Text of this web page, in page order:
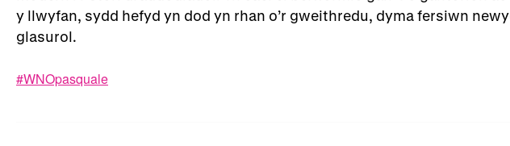
y llwyfan, sydd hefyd yn dod yn rhan o’r gweithredu, dyma fersiwn
glasurol.
#WNOpasquale